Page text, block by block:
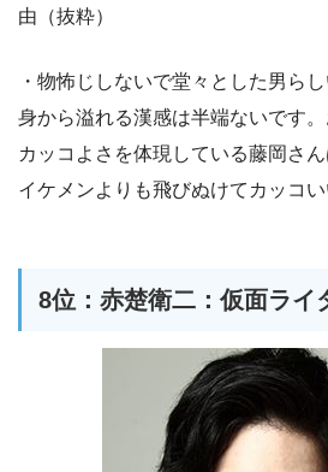
由（抜粋）
・物怖じしないで堂々とした男ら
身から溢れる漢感は半端ないです
カッコよさを体現している藤岡さ
イケメンよりも飛びぬけてカッコい
8位：赤楚衛二：仮面ライ